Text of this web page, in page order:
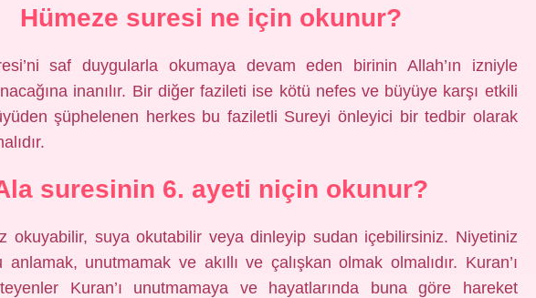
Hümeze suresi ne için okunur?
saf duygularla okumaya devam eden birinin Allah’ın izniyle
inanılır. Bir diğer fazileti ise kötü nefes ve büyüye karşı etkili
şüphelenen herkes bu faziletli Sureyi önleyici bir tedbir olarak
suresinin 6. ayeti niçin okunur?
okuyabilir, suya okutabilir veya dinleyip sudan içebilirsiniz. Niyetiniz
anlamak, unutmamak ve akıllı ve çalışkan olmak olmalıdır. Kuran’ı
Kuran’ı unutmamaya ve hayatlarında buna göre hareket